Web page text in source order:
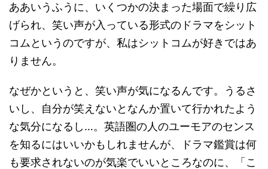
ああいうふうに、いくつかの決まった場面で繰り広
げられ、笑い声が入っている形式のドラマをシット
コムというのですが、私はシットコムが好きではあ
りません。
なぜかというと、笑い声が気になるんです。うるさ
いし、自分が笑えないとなんか置いて行かれたよう
な気分になるし…。英語圏の人のユーモアのセンス
を知るにはいいかもしれませんが、ドラマ鑑賞は何
も要求されないのが気楽でいいところなのに、「こ